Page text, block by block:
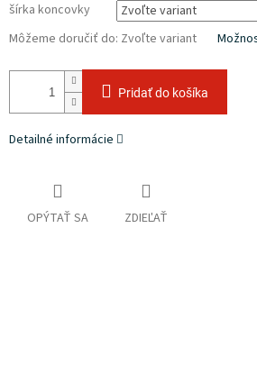
šírka koncovky
Môžeme doručiť do: Zvoľte variant
Pridať do košíka
Detailné informácie
OPÝTAŤ SA ZDIEĽAŤ